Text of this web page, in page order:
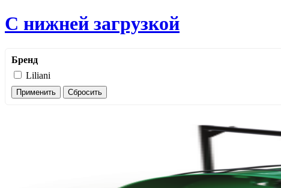
С нижней загрузкой
Бренд
Liliani
Применить Сбросить